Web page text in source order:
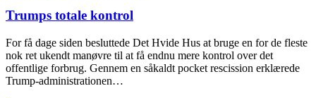
Trumps totale kontrol
For få dage siden besluttede Det Hvide Hus at bruge en for de fleste
nok ret ukendt manøvre til at få endnu mere kontrol over det
offentlige forbrug. Gennem en såkaldt pocket rescission erklærede
Trump-administrationen…